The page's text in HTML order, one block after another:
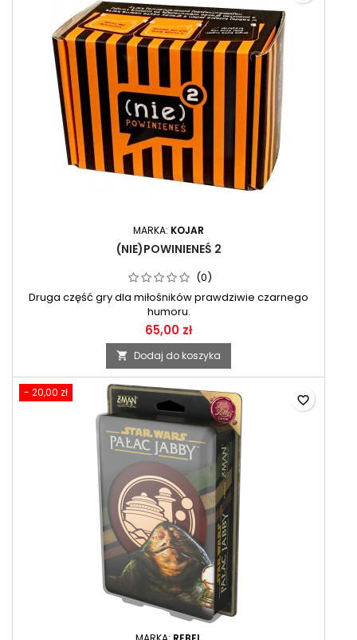
MARKA: KOJAR
(NIE)POWINIENEŚ 2
(0)
Druga część gry dla miłośników prawdziwie czarnego
humoru.
65,00 zł
 Dodaj do koszyka
- 20,00 zł
favorite_border